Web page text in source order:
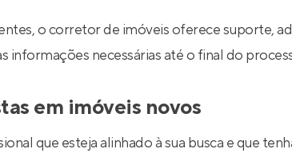
o corretor de imóveis oferece suporte,
informações necessárias até o final do
em imóveis novos
que esteja alinhado à sua busca e que